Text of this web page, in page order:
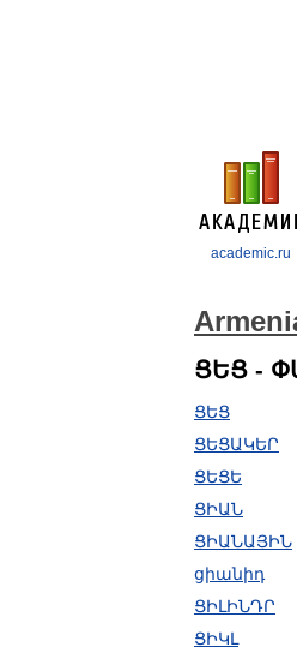
academic.ru
ՑԵՑ -
ՑԵՑ
ՑԵՑԱԿԵՐ
ՑԵՑԵ
ՑԻԱՆ
ՑԻԱՆԱՅԻՆ
ցիանիդ
ՑԻԼԻՆԴՐ
ՑԻԿԼ